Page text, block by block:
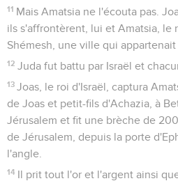
11 Mais Amatsia ne l'écouta pas.
ils s'affrontèrent, lui et Amatsia, le
Shémesh, une ville qui appartenait
12 Juda fut battu par Israël et
13 Joas, le roi d'Israël, captura
de Joas et petit-fils d'Achazia, à
Jérusalem et fit une brèche de
de Jérusalem, depuis la porte
l'angle.
14 Il prit tout l'or et l'argent ainsi